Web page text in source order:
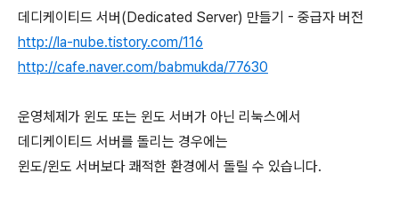
데디케이티드 서버(Dedicated Server) 만들기 - 중급자 버전
http://la-nube.tistory.com/116
http://cafe.naver.com/babmukda/77630
운영체제가 윈도 또는 윈도 서버가 아닌 리눅스에서
데디케이티드 서버를 돌리는 경우에는
윈도/윈도 서버보다 쾌적한 환경에서 돌릴 수 있습니다.